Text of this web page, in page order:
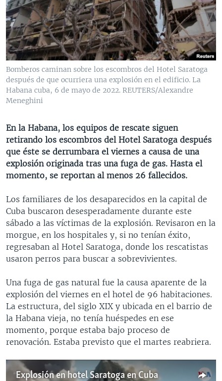
VENEZUELA
BRASIL
NICARAGUA
ECONOMÍA
ENTRETENIMIENTO Y CULTURA
TECNOLOGÍA
DEPORTES
CIENCIA Y SALUD
MULTIMEDIA
VIDEOS
FOTOGRAFÍA
AUDIOS
PROGRAMAS TV
EL MUNDO AL DÍA
FORO INTERAMERICANO
VISIÓN 360
LAS CLAVES
RADIO
AVANCE INFORMATIVO
AUDIONOTICIAS
BUENOS DÍAS AMÉRICA
EL MUNDO AL DÍA [RADIO]
FORO [RADIO]
DEPORTIVO INTERNACIONAL
ENTRETENIMIENTO
DIRECT
DOCUMENTALES DE LA VOA
Learning English
SÍGANOS
Idiomas
Bomberos caminan sobre los escombros del Hotel Saratoga
después de que ocurriera una explosión en el edificio. La
Habana cuba, 6 de mayo de 2022. REUTERS/Alexandre
Meneghini
En la Habana, los equipos de rescate siguen
retirando los escombros del Hotel Saratoga después
que éste se derrumbara el viernes a causa de una
explosión originada tras una fuga de gas. Hasta el
momento, se reportan al menos 26 fallecidos.
Los familiares de los desaparecidos en la capital de
Cuba buscaron desesperadamente durante este
sábado a las víctimas de la explosión. Revisaron en la
morgue, en los hospitales y, si no tenían éxito,
regresaban al Hotel Saratoga, donde los rescatistas
usaron perros para buscar a sobrevivientes.
Una fuga de gas natural fue la causa aparente de la
explosión del viernes en el hotel de 96 habitaciones.
La estructura, del siglo XIX y ubicada en el barrio de
la Habana vieja, no tenía huéspedes en ese
momento, porque estaba bajo proceso de
renovación. Estaba previsto que el martes reabriera.
Explosión en hotel Saratoga en Cuba